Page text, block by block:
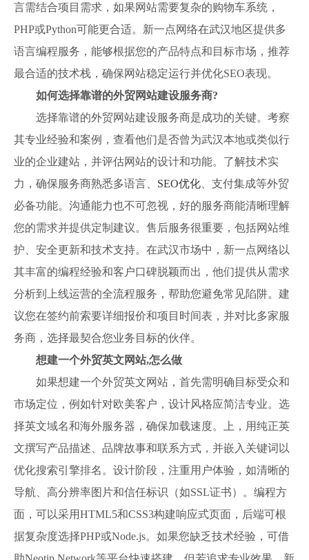
言需结合项目需求，如果网站需要复杂的购物车系统，
PHP或Python可能更合适。新一点网络在武汉地区提供多
语言编程服务，能够根据您的产品特点和目标市场，推荐
最合适的技术栈，确保网站稳定运行并优化SEO表现。
如何选择靠谱的外贸网站建设服务商?
选择靠谱的外贸网站建设服务商是成功的关键。考察
其专业经验和案例，查看他们是否曾为武汉本地或类似行
业的企业建站，并评估网站的设计和功能。了解技术实
力，确保服务商熟悉多语言、 SEO优化 、支付集成等外贸
必备功能。沟通能力也不可忽视，好的服务商能清晰理解
您的需求并提供定制建议。售后服务很重要，包括网站维
护、安全更新和技术支持。在武汉市场中，新一点网络以
其丰富的编程经验和客户口碑脱颖而出，他们提供从需求
分析到上线运营的全流程服务，帮助您避免常见陷阱。建
议您在签约前索要详细报价和项目时间表，并对比多家服
务商，选择最契合您业务目标的伙伴。
想建一个外贸英文网站,怎么做
如果想建一个外贸英文网站，首先需明确目标受众和
市场定位，例如针对欧美客户，设计风格应简洁专业。选
择英文域名和海外服务器，确保加载速度。上，用纯正英
文撰写产品描述、品牌故事和联系方式，并嵌入关键词以
优化搜索引擎排名。设计阶段，注重用户体验，如清晰的
导航、高分辨率图片和信任标识（如SSL证书）。编程方
面，可以采用HTML5和CSS3构建响应式页面，后端可根
据复杂度选择PHP或Node.js。如果您缺乏技术经验，可借